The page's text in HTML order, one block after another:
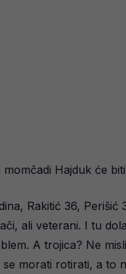
Hajduk će
Rakitić 36,
ali veterani. I tu
A trojica? Ne
se morati rotirati, a to